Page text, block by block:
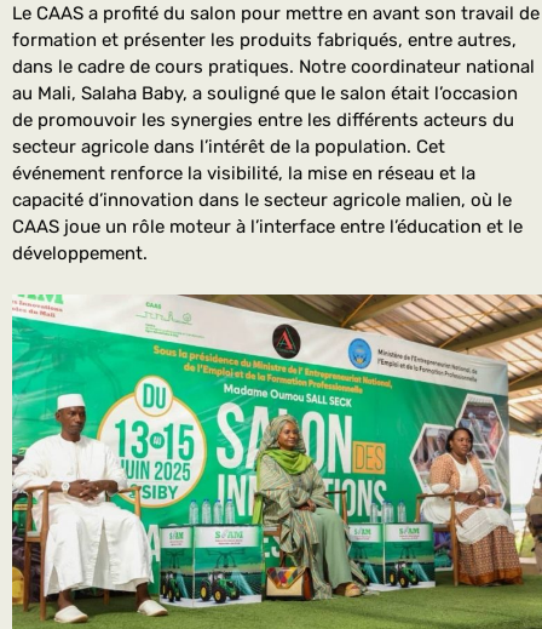
Le CAAS a profité du salon pour mettre en avant son travail de
formation et présenter les produits fabriqués, entre autres,
dans le cadre de cours pratiques. Notre coordinateur national
au Mali, Salaha Baby, a souligné que le salon était l’occasion
de promouvoir les synergies entre les différents acteurs du
secteur agricole dans l’intérêt de la population. Cet
événement renforce la visibilité, la mise en réseau et la
capacité d’innovation dans le secteur agricole malien, où le
CAAS joue un rôle moteur à l’interface entre l’éducation et le
développement.